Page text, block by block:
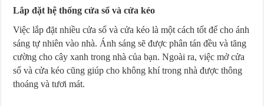
Lắp đặt hệ thống cửa sổ và cửa kéo
Việc lắp đặt nhiều cửa sổ và cửa kéo là một cách tốt để cho ánh
sáng tự nhiên vào nhà. Ánh sáng sẽ được phân tán đều và tăng
cường cho cây xanh trong nhà của bạn. Ngoài ra, việc mở cửa
sổ và cửa kéo cũng giúp cho không khí trong nhà được thông
thoáng và tươi mát.